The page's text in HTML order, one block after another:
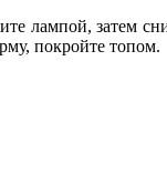
лампой, затем
покройте топом.